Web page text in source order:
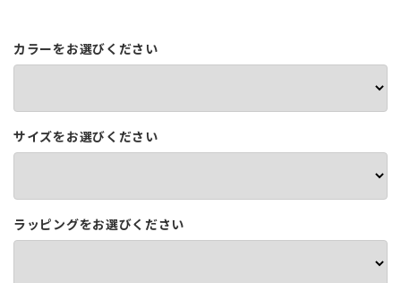
カラーをお選びください
サイズをお選びください
ラッピングをお選びください